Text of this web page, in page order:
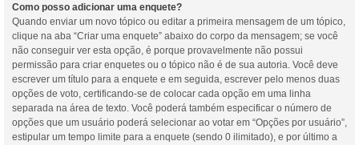
Como posso adicionar uma enquete?
Quando enviar um novo tópico ou editar a primeira mensagem de um tópico,
clique na aba “Criar uma enquete” abaixo do corpo da mensagem; se você
não conseguir ver esta opção, é porque provavelmente não possui
permissão para criar enquetes ou o tópico não é de sua autoria. Você deve
escrever um título para a enquete e em seguida, escrever pelo menos duas
opções de voto, certificando-se de colocar cada opção em uma linha
separada na área de texto. Você poderá também especificar o número de
opções que um usuário poderá selecionar ao votar em “Opções por usuário”,
estipular um tempo limite para a enquete (sendo 0 ilimitado), e por último a